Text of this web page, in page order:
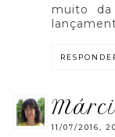
muito
11/07/2016,